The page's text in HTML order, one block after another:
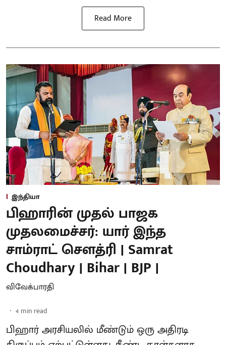
Read More
இந்தியா
பிஹாரின் முதல் பாஜக
முதலமைச்சர்: யார் இந்த
சாம்ராட் சௌத்ரி | Samrat
Choudhary | Bihar | BJP |
விவேக்பாரதி
4 min read
பிஹார் அரசியலில் மீண்டும் ஒரு அதிரடி